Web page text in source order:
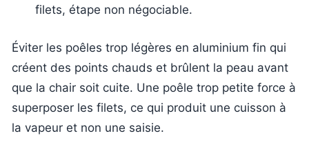
filets, étape non négociable.
Éviter les poêles trop légères en aluminium fin qui
créent des points chauds et brûlent la peau avant
que la chair soit cuite. Une poêle trop petite force à
superposer les filets, ce qui produit une cuisson à
la vapeur et non une saisie.